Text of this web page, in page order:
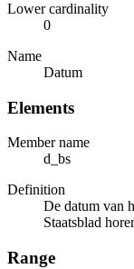
Lower cardinality
0
Name
Datum
Elements
Member name
d_bs
Definition
De datum van
Staatsblad
Range